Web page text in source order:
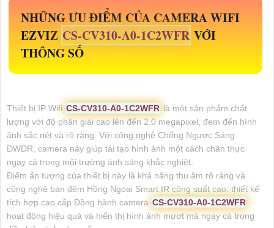
NHỮNG ƯU ĐIỂM CỦA CAMERA WIFI
EZVIZ CS-CV310-A0-1C2WFR VỚI
THÔNG SỐ
Thiết bị IP Wifi CS-CV310-A0-1C2WFR là một sản phẩm chất
lượng với độ phân giải cao lên đến 2.0 megapixel, đem đến hình
ảnh sắc nét và rõ ràng. Với công nghệ Chống Ngược Sáng
DWDR, camera này giúp tái tạo hình ảnh một cách chân thực
ngay cả trong môi trường ánh sáng khắc nghiệt.
Điểm ấn tượng của thiết bị này là khả năng thu âm rõ ràng và
công nghệ ban đêm Hồng Ngoại Smart IR công suất cao. thiết kế
tích hợp cao cấp Đồng hành camera CS-CV310-A0-1C2WFR
hoạt động hiệu quả và hiển thị hình ảnh mượt mà ngay cả trong